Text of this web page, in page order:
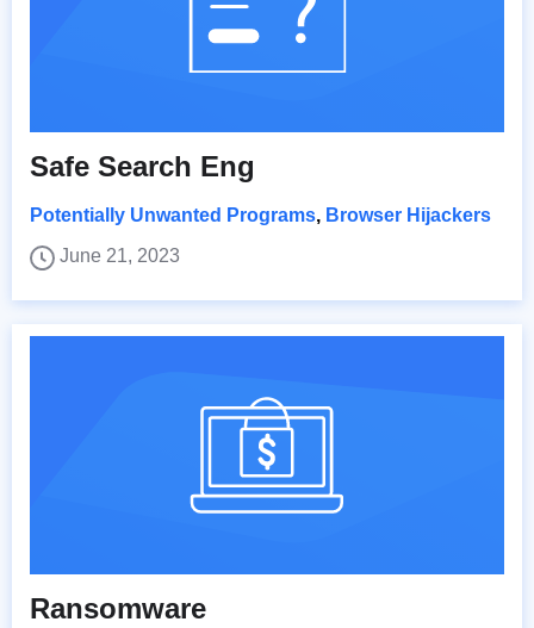
Safe Search Eng
Potentially Unwanted Programs, Browser Hijackers
June 21, 2023
Ransomware